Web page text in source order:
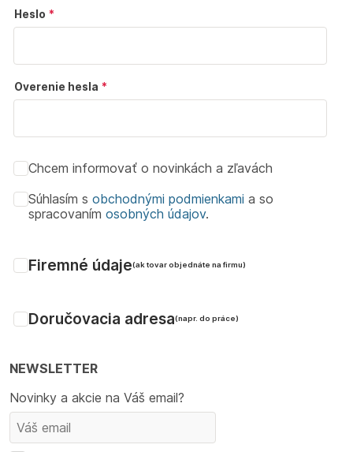
Heslo
Overenie hesla
Chcem informovať o novinkách a zľavách
Súhlasím s obchodnými podmienkami a so
spracovaním osobných údajov.
Firemné údaje(ak tovar objednáte na firmu)
Doručovacia adresa(napr. do práce)
NEWSLETTER
Novinky a akcie na Váš email?